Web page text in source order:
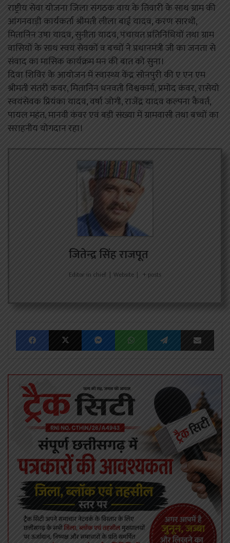
राष्ट्रीय सेवा योजना जिला संगठक वाय के तिवारी के साथ ग्राम की
आंगनवाड़ी कार्यकर्ता श्रीमती लीला बाई यादव, करण सारथी,
मितानिन उषा यादव, सुनीता यादव, पंचायत प्रतिनिधियों तथा ग्राम
वासियों के साथ स्वयं सेवकों व बच्चों ने प्रधानमंत्री जी का जनता से
संवाद का मासिक कार्यक्रम मन की बात को सुना।
दिवा शिविर के आयोजन में स्वास्थ्य केंद्र सोनपुरी की ए एन एम
श्रीमती संतरी कवर, मितानिन धनवती विश्वकर्मा, प्रमोद कंवर, रासेयो
स्वयंसेवक प्रियंका यादव, वर्षा जोगी, राजेंद्र यादव कल्पना कैवर्त,
पायल महंत, मानवी कंवर एवं बड़ी संख्या में ग्रामवासी तथा बच्चों का
सराहनीय योगदान रहा।
जितेन्द्र सिंह राजपूत
Editor in chief | Website | + posts
FacebookX MessengerWhatsAppTelegram Share via Email